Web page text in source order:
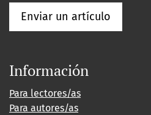
Enviar un artículo
Información
Para lectores/as
Para autores/as